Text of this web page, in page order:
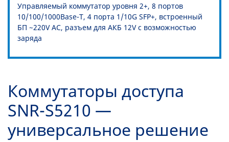
Управляемый коммутатор уровня 2+, 8 портов
10/100/1000Base-T, 4 порта 1/10G SFP+, встроенный
БП ~220V AC, разъем для АКБ 12V с возможностью
заряда
Коммутаторы доступа
SNR-S5210 —
универсальное решение